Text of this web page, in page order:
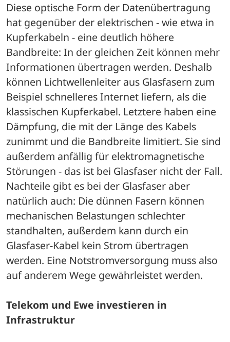
Diese optische Form der Datenübertragung
hat gegenüber der elektrischen - wie etwa in
Kupferkabeln - eine deutlich höhere
Bandbreite: In der gleichen Zeit können mehr
Informationen übertragen werden. Deshalb
können Lichtwellenleiter aus Glasfasern zum
Beispiel schnelleres Internet liefern, als die
klassischen Kupferkabel. Letztere haben eine
Dämpfung, die mit der Länge des Kabels
zunimmt und die Bandbreite limitiert. Sie sind
außerdem anfällig für elektromagnetische
Störungen - das ist bei Glasfaser nicht der Fall.
Nachteile gibt es bei der Glasfaser aber
natürlich auch: Die dünnen Fasern können
mechanischen Belastungen schlechter
standhalten, außerdem kann durch ein
Glasfaser-Kabel kein Strom übertragen
werden. Eine Notstromversorgung muss also
auf anderem Wege gewährleistet werden.
Telekom und Ewe investieren in
Infrastruktur